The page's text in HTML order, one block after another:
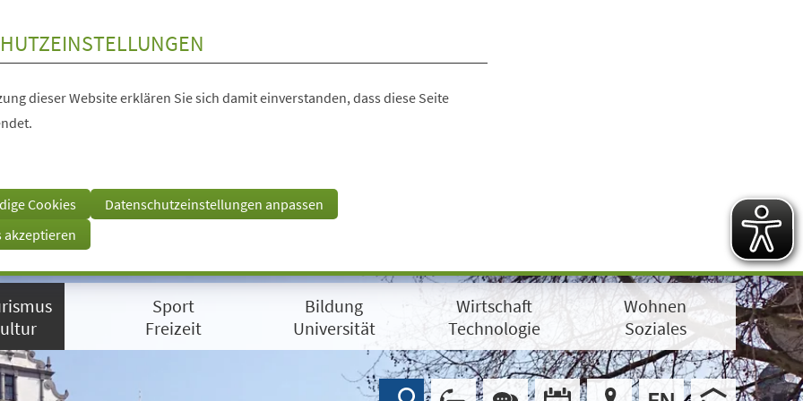
dieser Website erklären Sie sich damit einverstanden, dass diese Seite
Cookies
Datenschutzeinstellungen anpassen
akzeptieren
Sport
Freizeit
Bildung
Universität
Wirtschaft
Technologie
Wohnen
Soziales